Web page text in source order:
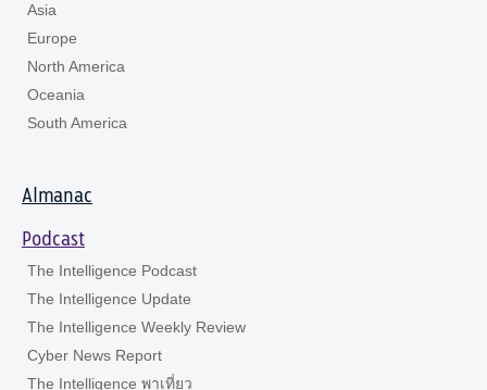
Asia
Europe
North America
Oceania
South America
Almanac
Podcast
The Intelligence Podcast
The Intelligence Update
The Intelligence Weekly Review
Cyber News Report
The Intelligence พาเที่ยว